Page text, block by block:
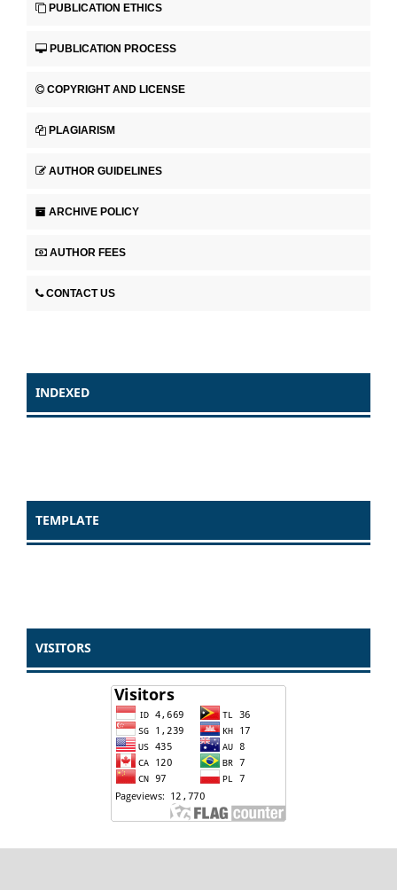
PUBLICATION ETHICS
PUBLICATION PROCESS
COPYRIGHT AND LICENSE
PLAGIARISM
AUTHOR GUIDELINES
ARCHIVE POLICY
AUTHOR FEES
CONTACT US
INDEXED
TEMPLATE
VISITORS